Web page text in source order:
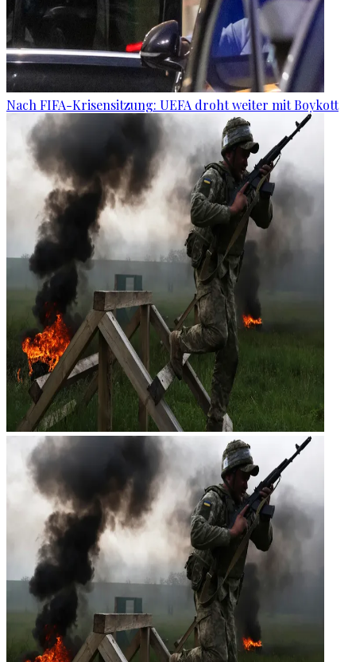
Nach FIFA-Krisensitzung: UEFA droht weiter mit Boykott